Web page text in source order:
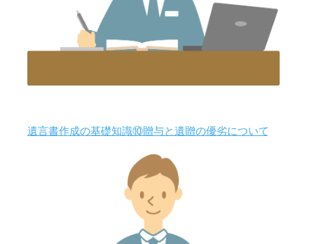
遺言書作成の基礎知識⑩贈与と遺贈の優劣について